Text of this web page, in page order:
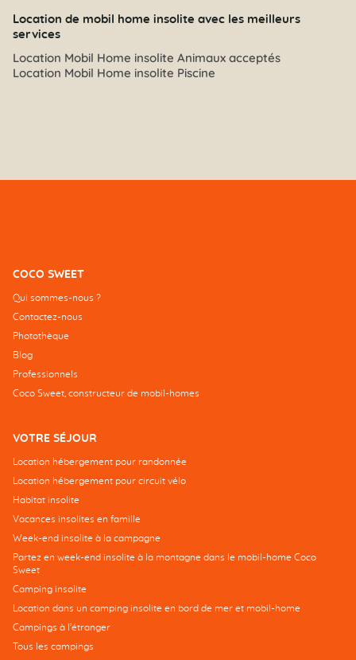
Location de mobil home insolite avec les meilleurs
services
Location Mobil Home insolite Animaux acceptés
Location Mobil Home insolite Piscine
COCO SWEET
Qui sommes-nous ?
Contactez-nous
Photothèque
Blog
Professionnels
Coco Sweet, constructeur de mobil-homes
VOTRE SÉJOUR
Location hébergement pour randonnée
Location hébergement pour circuit vélo
Habitat insolite
Vacances insolites en famille
Week-end insolite à la campagne
Partez en week-end insolite à la montagne dans le mobil-home Coco
Sweet
Camping insolite
Location dans un camping insolite en bord de mer et mobil-home
Campings à l’étranger
Tous les campings